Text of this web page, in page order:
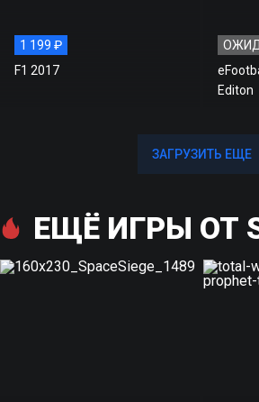
1 199 ₽
F1 2017
eFootball
Editon
ЗАГРУЗИТЬ ЕЩЕ
ЗАГРУЗИТЬ ЕЩЕ
ЕЩЁ ИГРЫ ОТ